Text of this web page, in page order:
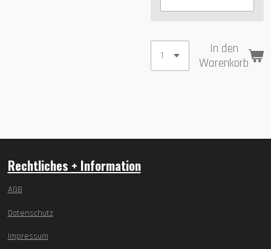
In den
Warenkorb
Rechtliches + Information
AGB
Datenschutz
Impressum